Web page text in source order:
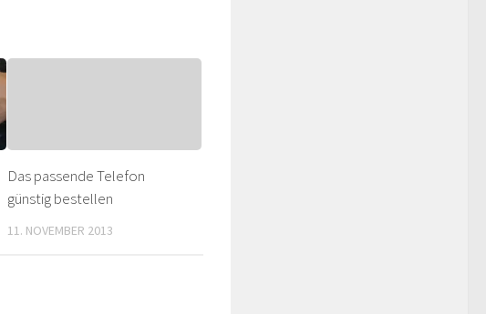
Das passende Telefon
günstig bestellen
11. NOVEMBER 2013